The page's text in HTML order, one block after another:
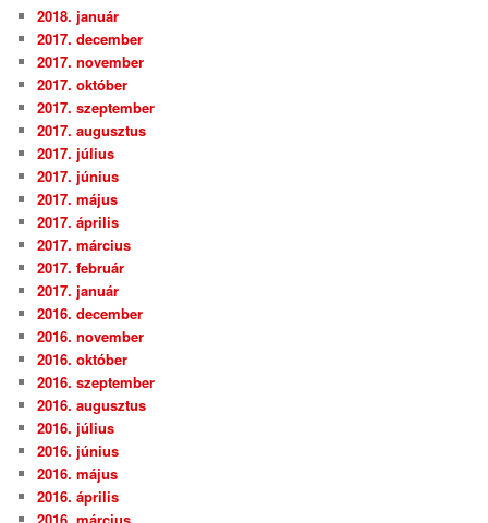
2018. január
2017. december
2017. november
2017. október
2017. szeptember
2017. augusztus
2017. július
2017. június
2017. május
2017. április
2017. március
2017. február
2017. január
2016. december
2016. november
2016. október
2016. szeptember
2016. augusztus
2016. július
2016. június
2016. május
2016. április